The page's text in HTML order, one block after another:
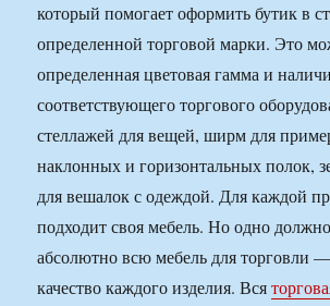
который помогает оформить бутик в
определенной торговой марки. Это
определенная цветовая гамма и
соответствующего торгового
стеллажей для вещей, ширм для
наклонных и горизонтальных полок,
для вешалок с одеждой. Для каждой
подходит своя мебель. Но одно
абсолютно всю мебель для торговли
качество каждого изделия. Вся